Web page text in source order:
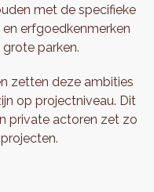
met de specifieke
erfgoedkenmerken
parken.
zetten deze ambities
op projectniveau. Dit
private actoren zet zo